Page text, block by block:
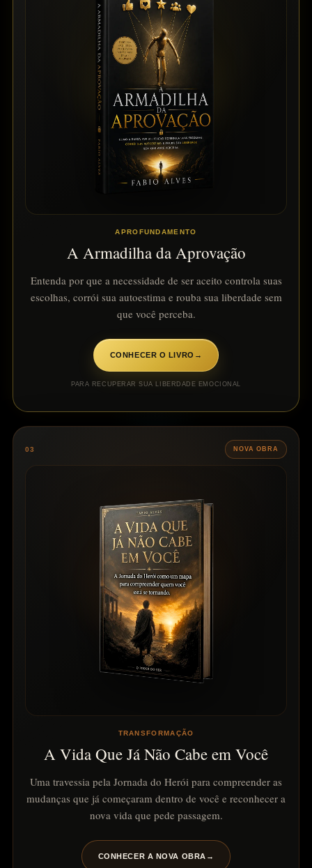
APROFUNDAMENTO
A Armadilha da Aprovação
Entenda por que a necessidade de ser aceito controla suas
escolhas, corrói sua autoestima e rouba sua liberdade sem
que você perceba.
CONHECER O LIVRO →
PARA RECUPERAR SUA LIBERDADE EMOCIONAL
03 NOVA OBRA
TRANSFORMAÇÃO
A Vida Que Já Não Cabe em Você
Uma travessia pela Jornada do Herói para compreender as
mudanças que já começaram dentro de você e reconhecer a
nova vida que pede passagem.
CONHECER A NOVA OBRA →